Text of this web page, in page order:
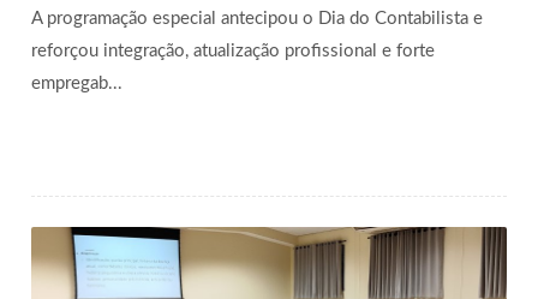
A programação especial antecipou o Dia do Contabilista e
reforçou integração, atualização profissional e forte
empregab...